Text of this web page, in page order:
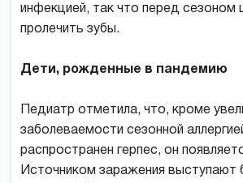
инфекцией, так что перед сезоном
пролечить зубы.
Дети, рожденные в пандемию
Педиатр отметила, что, кроме
заболеваемости сезонной
распространен герпес, он
Источником заражения выступают